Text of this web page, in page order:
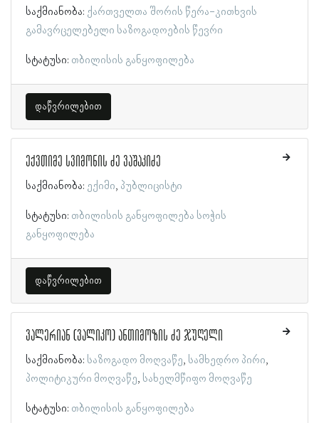
საქმიანობა: ქართველთა შორის წერა-კითხვის
გამავრცელებელი საზოგადოების წევრი
სტატუსი: თბილისის განყოფილება
დაწვრილებით
ექვთიმე სვიმონის ძე ვაშაკიძე
საქმიანობა: ექიმი პუბლიცისტი
სტატუსი: თბილისის განყოფილება სოჭის
განყოფილება
დაწვრილებით
ვალერიან (ვალიკო) ანთიმოზის ძე ჯუღელი
საქმიანობა: საზოგადო მოღვაწე სამხედრო პირი
პოლიტიკური მოღვაწე სახელმწიფო მოღვაწე
სტატუსი: თბილისის განყოფილება